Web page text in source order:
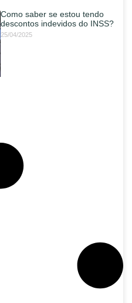
Como saber se estou tendo
descontos indevidos do INSS?
25/04/2025